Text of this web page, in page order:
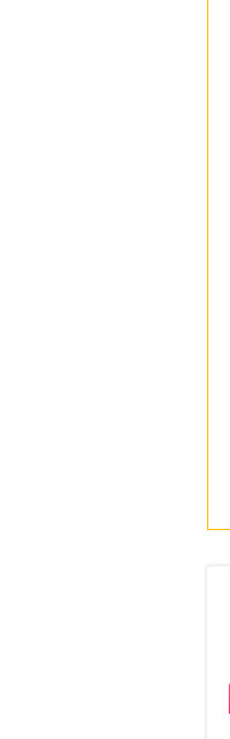
くをテーマにした商品で【